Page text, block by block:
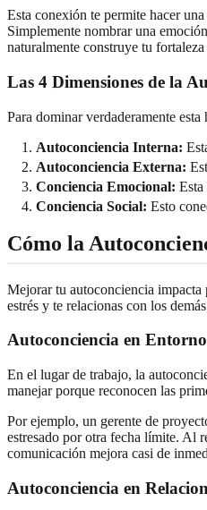
Esta conexión te permite hacer
Simplemente nombrar una
naturalmente construye tu
Las 4 Dimensiones de la
Para dominar verdaderamente
Autoconciencia Interna:
Autoconciencia Externa:
Conciencia Emocional:
Conciencia Social: Esto
Cómo la
Mejorar tu autoconciencia impacta
estrés y te relacionas con los
Autoconciencia en
En el lugar de trabajo, la
manejar porque reconocen las
Por ejemplo, un gerente de
estresado por otra fecha límite. Al
comunicación mejora casi de
Autoconciencia en